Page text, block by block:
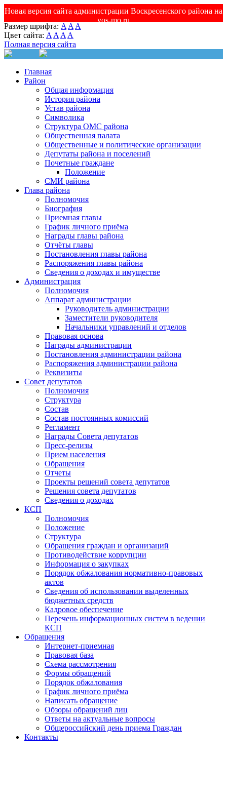
Новая версия сайта администрации Воскресенского района на
vos-mo.ru
Размер шрифта: A A A
Цвет сайта: A A A A
Полная версия сайта
Главная
Район
Общая информация
История района
Устав района
Символика
Структура ОМС района
Общественная палата
Общественные и политические организации
Депутаты района и поселений
Почетные граждане
Положение
СМИ района
Глава района
Полномочия
Биография
Приемная главы
График личного приёма
Награды главы района
Отчёты главы
Постановления главы района
Распоряжения главы района
Сведения о доходах и имуществе
Администрация
Полномочия
Аппарат администрации
Руководитель администрации
Заместители руководителя
Начальники управлений и отделов
Правовая основа
Награды администрации
Постановления администрации района
Распоряжения администрации района
Реквизиты
Совет депутатов
Полномочия
Структура
Состав
Состав постоянных комиссий
Регламент
Награды Совета депутатов
Пресс-релизы
Прием населения
Обращения
Отчеты
Проекты решений совета депутатов
Решения совета депутатов
Сведения о доходах
КСП
Полномочия
Положение
Структура
Обращения граждан и организаций
Противодействие коррупции
Информация о закупках
Порядок обжалования нормативно-правовых
актов
Сведения об использовании выделенных
бюджетных средств
Кадровое обеспечение
Перечень информационных систем в ведении
КСП
Обращения
Интернет-приемная
Правовая база
Схема рассмотрения
Формы обращений
Порядок обжалования
График личного приёма
Написать обращение
Обзоры обращений лиц
Ответы на актуальные вопросы
Общероссийский день приема Граждан
Контакты